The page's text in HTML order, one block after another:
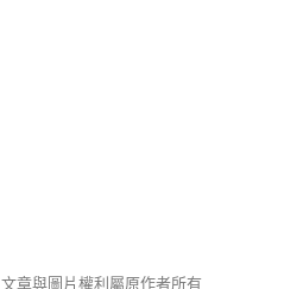
文章與圖片權利屬原作者所有